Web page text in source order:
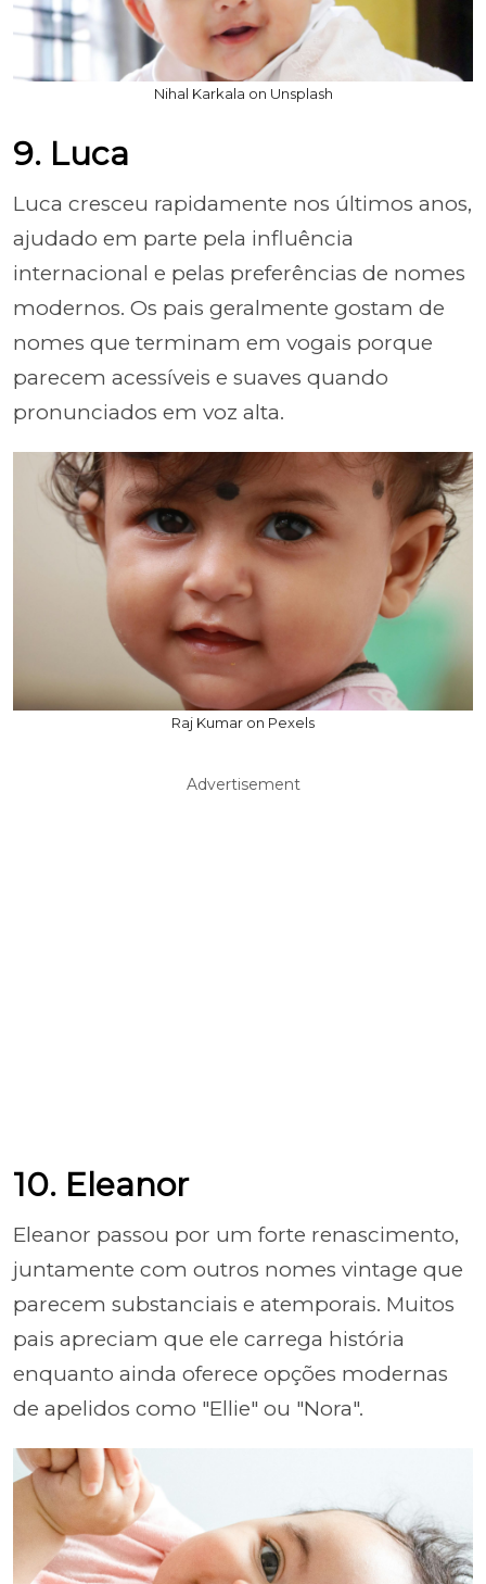
Nihal Karkala on Unsplash
9. Luca
Luca cresceu rapidamente nos últimos anos,
ajudado em parte pela influência
internacional e pelas preferências de nomes
modernos. Os pais geralmente gostam de
nomes que terminam em vogais porque
parecem acessíveis e suaves quando
pronunciados em voz alta.
Raj Kumar on Pexels
Advertisement
10. Eleanor
Eleanor passou por um forte renascimento,
juntamente com outros nomes vintage que
parecem substanciais e atemporais. Muitos
pais apreciam que ele carrega história
enquanto ainda oferece opções modernas
de apelidos como "Ellie" ou "Nora".